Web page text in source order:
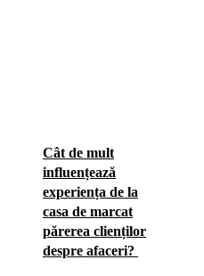
Cât de mult
influențează
experiența de la
casa de marcat
părerea clienților
despre afaceri?